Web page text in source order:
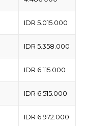
IDR 5.015.000
IDR 5.358.000
IDR 6.115.000
IDR 6.515.000
IDR 6.972.000